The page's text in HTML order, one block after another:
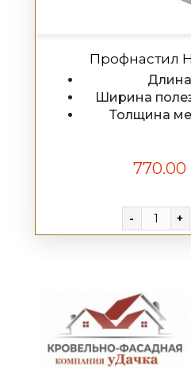
Профнастил
Ширина
Толщина
770.00
- +